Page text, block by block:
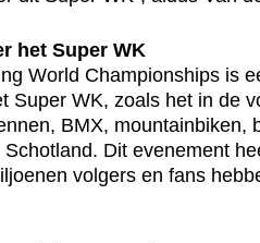
het Super WK
World Championships is
Super WK, zoals het in de
BMX, mountainbiken,
Schotland. Dit evenement
volgers en fans